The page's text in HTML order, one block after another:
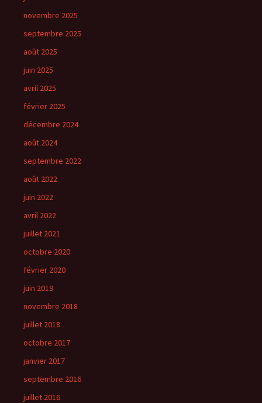
novembre 2025
septembre 2025
août 2025
juin 2025
avril 2025
février 2025
décembre 2024
août 2024
septembre 2022
août 2022
juin 2022
avril 2022
juillet 2021
octobre 2020
février 2020
juin 2019
novembre 2018
juillet 2018
octobre 2017
janvier 2017
septembre 2016
juillet 2016